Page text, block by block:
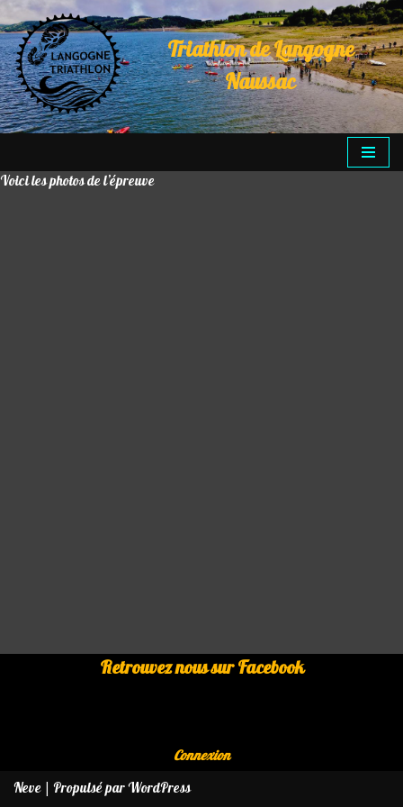
Aller
au
contenu
Triathlon de Langogne
Naussac
Voici les photos de l’épreuve
Retrouvez nous sur Facebook
Connexion
Neve | Propulsé parWordPress